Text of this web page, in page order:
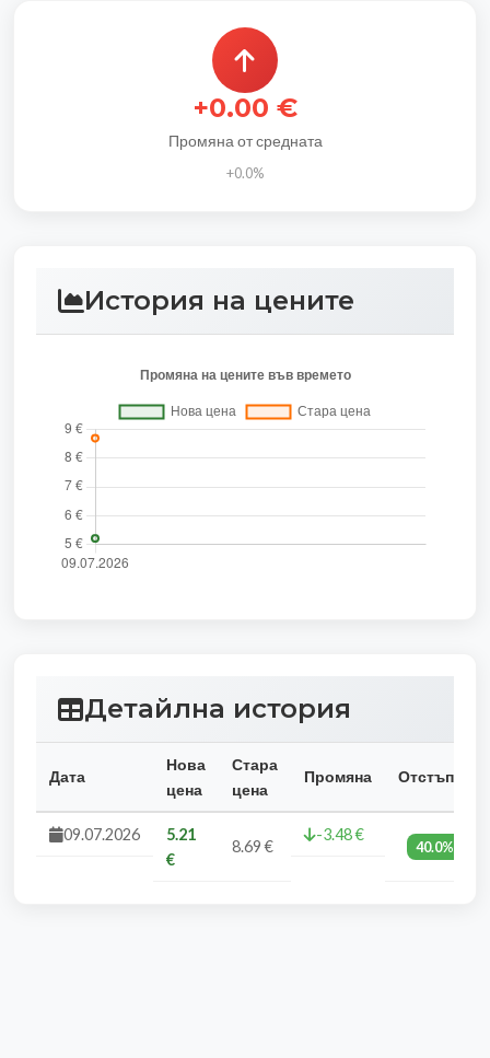
+0.00 €
Промяна от средната
+0.0%
История на цените
Детайлна история
Дата
Нова
цена
Стара
цена
Промяна Отстъпка
09.07.2026
5.21
€
8.69 €
-3.48 €
40.0%